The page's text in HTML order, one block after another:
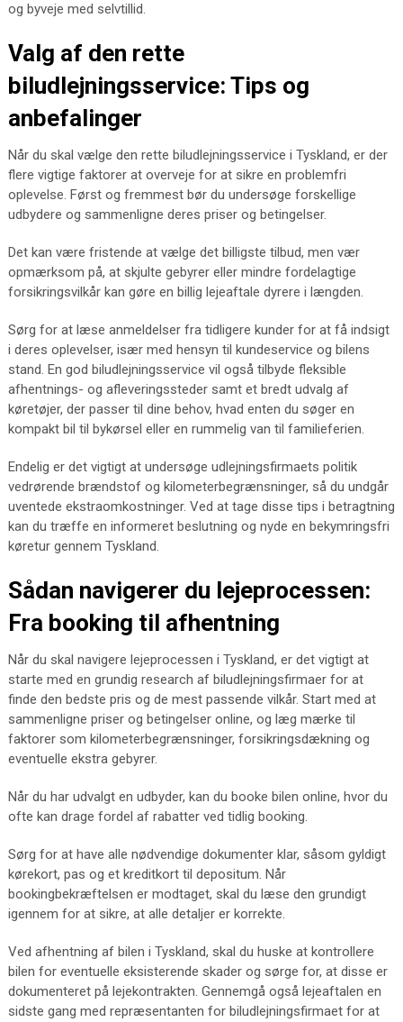
og byveje med selvtillid.
Valg af den rette
biludlejningsservice: Tips og
anbefalinger
Når du skal vælge den rette biludlejningsservice i Tyskland, er der
flere vigtige faktorer at overveje for at sikre en problemfri
oplevelse. Først og fremmest bør du undersøge forskellige
udbydere og sammenligne deres priser og betingelser.
Det kan være fristende at vælge det billigste tilbud, men vær
opmærksom på, at skjulte gebyrer eller mindre fordelagtige
forsikringsvilkår kan gøre en billig lejeaftale dyrere i længden.
Sørg for at læse anmeldelser fra tidligere kunder for at få indsigt
i deres oplevelser, især med hensyn til kundeservice og bilens
stand. En god biludlejningsservice vil også tilbyde fleksible
afhentnings- og afleveringssteder samt et bredt udvalg af
køretøjer, der passer til dine behov, hvad enten du søger en
kompakt bil til bykørsel eller en rummelig van til familieferien.
Endelig er det vigtigt at undersøge udlejningsfirmaets politik
vedrørende brændstof og kilometerbegrænsninger, så du undgår
uventede ekstraomkostninger. Ved at tage disse tips i betragtning
kan du træffe en informeret beslutning og nyde en bekymringsfri
køretur gennem Tyskland.
Sådan navigerer du lejeprocessen:
Fra booking til afhentning
Når du skal navigere lejeprocessen i Tyskland, er det vigtigt at
starte med en grundig research af biludlejningsfirmaer for at
finde den bedste pris og de mest passende vilkår. Start med at
sammenligne priser og betingelser online, og læg mærke til
faktorer som kilometerbegrænsninger, forsikringsdækning og
eventuelle ekstra gebyrer.
Når du har udvalgt en udbyder, kan du booke bilen online, hvor du
ofte kan drage fordel af rabatter ved tidlig booking.
Sørg for at have alle nødvendige dokumenter klar, såsom gyldigt
kørekort, pas og et kreditkort til depositum. Når
bookingbekræftelsen er modtaget, skal du læse den grundigt
igennem for at sikre, at alle detaljer er korrekte.
Ved afhentning af bilen i Tyskland, skal du huske at kontrollere
bilen for eventuelle eksisterende skader og sørge for, at disse er
dokumenteret på lejekontrakten. Gennemgå også lejeaftalen en
sidste gang med repræsentanten for biludlejningsfirmaet for at